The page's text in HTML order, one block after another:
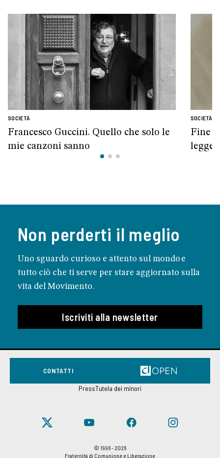
SOCIETÀ
Francesco Guccini. Quello che solo le
mie canzoni sanno
SOCIETÀ
Fine
legge
Non perderti il meglio
Uno sguardo curioso e attento sul mondo e
tutto ciò che ti serve per stare aggiornato sulla
vita del Movimento.
Iscriviti alla newsletter
CONTATTI
PressTutela dei minori
© 1996 - 2026
Fraternità di Comunione e Liberazione